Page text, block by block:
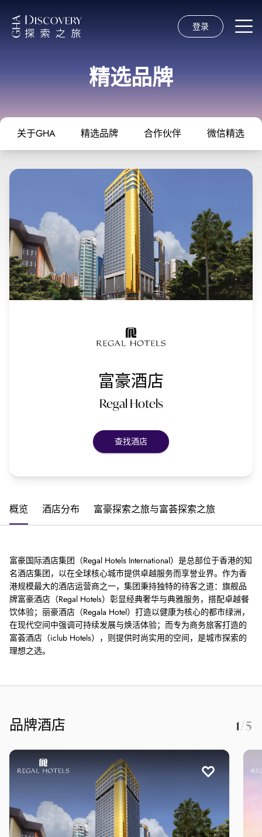
登录
精选品牌
关于GHA 精选品牌 合作伙伴 微信精选
富豪酒店
Regal Hotels
查找酒店
概览 酒店分布 富豪探索之旅与富荟探索之旅
富豪国际酒店集团（Regal Hotels International）是总部位于香港的知
名酒店集团，以在全球核心城市提供卓越服务而享誉业界。作为香
港规模最大的酒店运营商之一，集团秉持独特的待客之道：旗舰品
牌富豪酒店（Regal Hotels）彰显经典奢华与典雅服务，搭配卓越餐
饮体验；丽豪酒店（Regala Hotel）打造以健康为核心的都市绿洲，
在现代空间中强调可持续发展与焕活体验；而专为商务旅客打造的
富荟酒店（iclub Hotels），则提供时尚实用的空间，是城市探索的
理想之选。
品牌酒店 1/5